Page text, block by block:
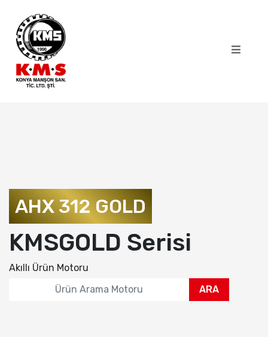
AHX 312 GOLD
KMSGOLD Serisi
Akıllı Ürün Motoru
ARA